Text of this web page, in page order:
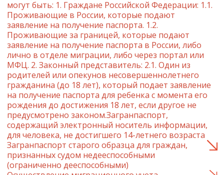
могут быть: 1. Граждане Российской Федерации: 1.1.
Проживающие в России, которые подают
заявление на получение паспорта. 1.2.
Проживающие за границей, которые подают
заявление на получение паспорта в России, либо
лично в отделе миграции, либо через портал или
МФЦ. 2. Законный представитель: 2.1. Один из
родителей или опекунов несовершеннолетнего
гражданина (до 18 лет), который подает заявление
на получение паспорта для ребенка с момента его
рождения до достижения 18 лет, если другое не
предусмотрено законом.Загранпаспорт,
содержащий электронный носитель информации,
для человека, не достигшего 14-летнего возраста
Загранпаспорт старого образца для граждан,
признанных судом недееспособными
(ограниченно дееспособными)